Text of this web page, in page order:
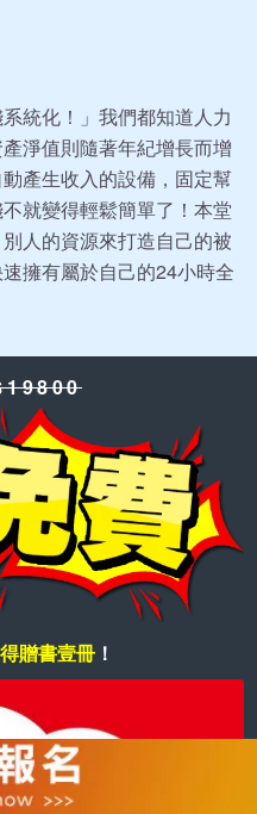
統化！」我們都知道人力
淨值則隨著年紀增長而增
產生收入的設備，固定幫
就變得輕鬆簡單了！本堂
人的資源來打造自己的被
擁有屬於自己的24小時全
贈書壹冊 ！